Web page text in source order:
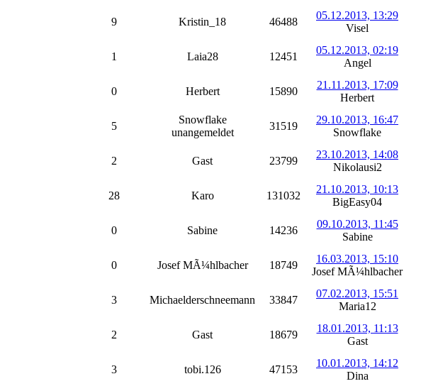
9 Kristin_18 46488
05.12.2013, 13:29
Visel
1 Laia28 12451
05.12.2013, 02:19
Angel
0 Herbert 15890
21.11.2013, 17:09
Herbert
5
Snowflake
unangemeldet
31519
29.10.2013, 16:47
Snowflake
2 Gast 23799
23.10.2013, 14:08
Nikolausi2
28 Karo 131032
21.10.2013, 10:13
BigEasy04
0 Sabine 14236
09.10.2013, 11:45
Sabine
0 Josef MÃ¼hlbacher 18749
16.03.2013, 15:10
Josef MÃ¼hlbacher
3 Michaelderschneemann 33847
07.02.2013, 15:51
Maria12
2 Gast 18679
18.01.2013, 11:13
Gast
3 tobi.126 47153
10.01.2013, 14:12
Dina